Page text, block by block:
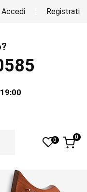
Accedi Registrati
0 0